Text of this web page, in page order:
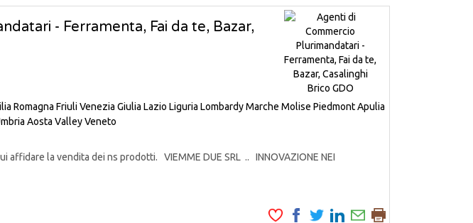
- Ferramenta, Fai da te, Bazar,
Romagna Friuli Venezia Giulia Lazio Liguria LombardyMarche Molise PiedmontApulia
Aosta ValleyVeneto
affidare la vendita dei ns prodotti. VIEMME DUE SRL .. INNOVAZIONE NEI